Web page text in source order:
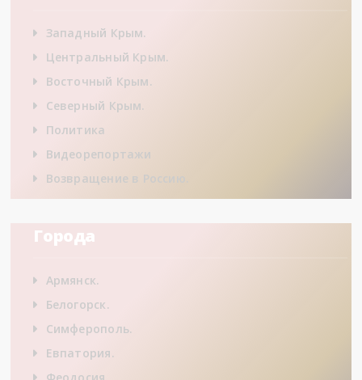
Западный Крым.
Центральный Крым.
Восточный Крым.
Северный Крым.
Политика
Видеорепортажи
Возвращение в Россию.
Города
Армянск.
Белогорск.
Симферополь.
Евпатория.